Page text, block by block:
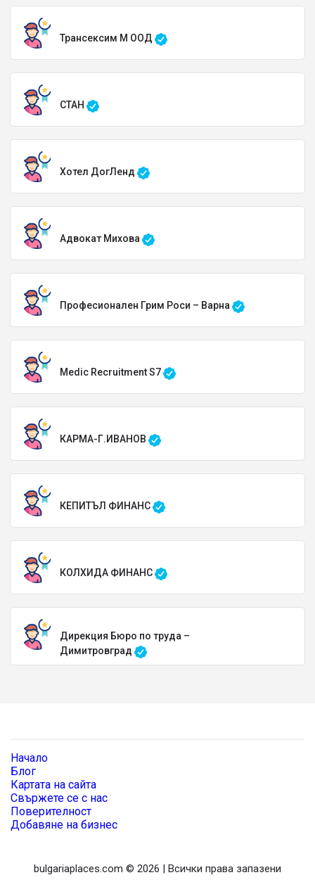
Трансексим М ООД
СТАН
Хотел ДогЛенд
Адвокат Михова
Професионален Грим Роси – Варна
Medic Recruitment S7
КАРМА-Г.ИВАНОВ
КЕПИТЪЛ ФИНАНС
КОЛХИДА ФИНАНС
Дирекция Бюро по труда –
Димитровград
Начало
Блог
Картата на сайта
Свържете се с нас
Поверителност
Добавяне на бизнес
bulgariaplaces.com © 2026 | Всички права запазени